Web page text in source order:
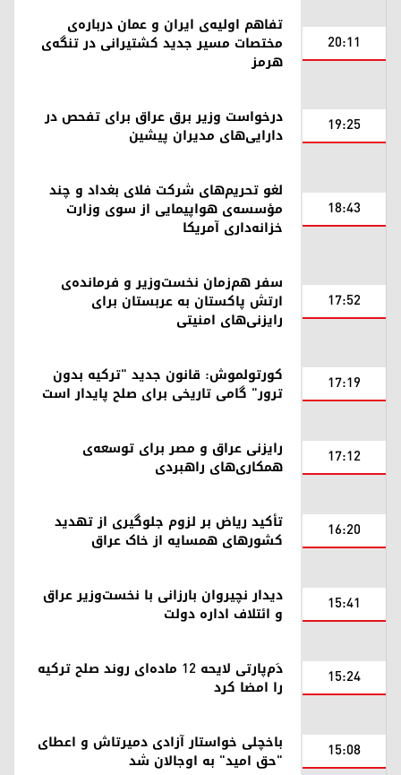
20:11
تفاهم اولیه‌ی ایران و عمان درباره‌ی
مختصات مسیر جدید کشتیرانی در تنگه‌ی
هرمز
19:25 درخواست وزیر برق عراق برای تفحص در
دارایی‌های مدیران پیشین
18:43
لغو تحریم‌های شرکت فلای بغداد و چند
مؤسسه‌ی هواپیمایی از سوی وزارت
خزانه‌داری آمریکا
17:52
سفر هم‌زمان نخست‌وزیر و فرمانده‌ی
ارتش پاکستان به عربستان برای
رایزنی‌های امنیتی
17:19 کورتولموش: قانون جدید "ترکیه بدون
ترور" گامی تاریخی برای صلح پایدار است
17:12 رایزنی عراق و مصر برای توسعه‌ی
همکاری‌های راهبردی
16:20 تأکید ریاض بر لزوم جلوگیری از تهدید
کشورهای همسایه از خاک عراق
15:41 دیدار نچیروان بارزانی با نخست‌وزیر عراق
و ائتلاف ادارە دولت
15:24 دَم‌پارتی لایحه ۱۲ ماده‌ای روند صلح ترکیه
را امضا کرد
15:08 باخچلی خواستار آزادی دمیرتاش و اعطای
"حق امید" به اوجالان شد